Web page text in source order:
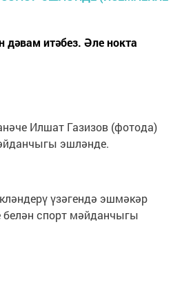
дәвам итәбез. Әле нокта
Илшат Газизов (фотода)
эшләнде.
үзәгендә эшмәкәр
спорт мәйданчыгы